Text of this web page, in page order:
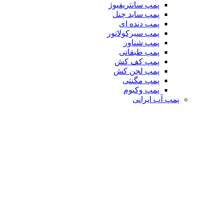
پمپ سانتریفیوژ
پمپ ساید چنل
پمپ دنده ای
پمپ سیرکولاتور
پمپ شناور
پمپ طبقاتی
پمپ کف کش
پمپ لجن کش
پمپ مگنتی
پمپ وکیوم
پمپ آب ایرانی